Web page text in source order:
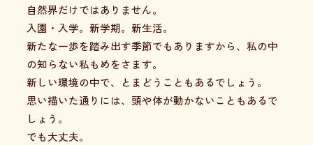
自然界だけではありません。
入園・入学。新学期。新生活。
新たな一歩を踏み出す季節でもありますから、私の中
の知らない私もめをさます。
新しい環境の中で、とまどうこともあるでしょう。
思い描いた通りには、頭や体が動かないこともあるで
しょう。
でも大丈夫。